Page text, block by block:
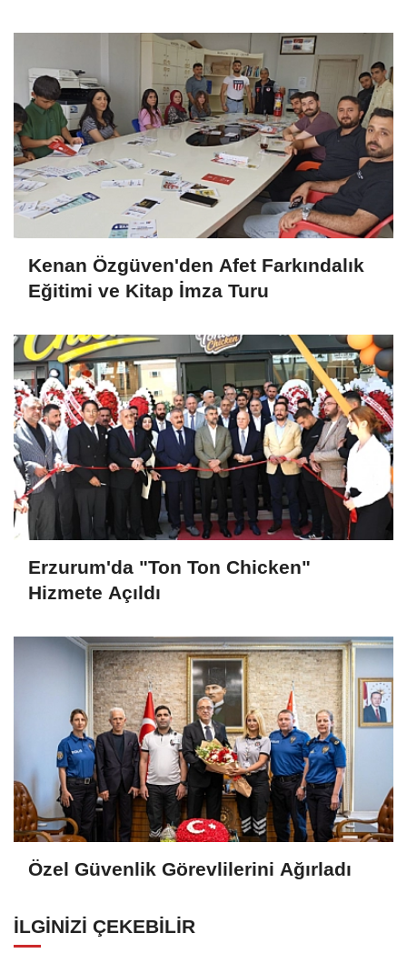
Kenan Özgüven'den Afet Farkındalık
Eğitimi ve Kitap İmza Turu
Erzurum'da "Ton Ton Chicken"
Hizmete Açıldı
Özel Güvenlik Görevlilerini Ağırladı
İLGINIZI ÇEKEBILIR